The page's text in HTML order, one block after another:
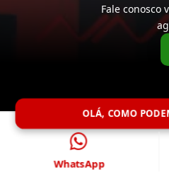
Fale conosco
OLÁ, COMO
WhatsApp